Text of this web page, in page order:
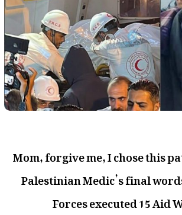
Mom, forgive me, I chose this
Palestinian Medic’s final
Forces executed 15 Aid